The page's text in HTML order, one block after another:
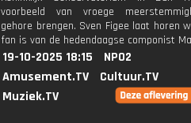
voorbeeld van vroege
gehore brengen. Sven Figee laat horen
fan is van de hedendaagse componist
19-10-2025 18:15
NPO2
Amusement.TV
Cultuur.TV
Muziek.TV